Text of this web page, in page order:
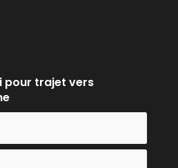
pour trajet vers